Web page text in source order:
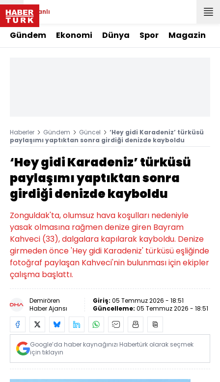
Canlı
Gündem Ekonomi Dünya Spor Magazin
Haberler Gündem Güncel
‘Hey gidi Karadeniz’ türküsü
paylaşımı yaptıktan sonra girdiği denizde kayboldu
‘Hey gidi Karadeniz’ türküsü
paylaşımı yaptıktan sonra
girdiği denizde kayboldu
Zonguldak'ta, olumsuz hava koşulları nedeniyle
yasak olmasına rağmen denize giren Bayram
Kahveci (33), dalgalara kapılarak kayboldu. Denize
girmeden önce 'Hey gidi Karadeniz' türküsü eşliğinde
fotoğraf paylaşan Kahveci'nin bulunması için ekipler
çalışma başlattı.
Demirören
Haber Ajansı
Giriş: 05 Temmuz 2026 - 18:51
Güncelleme: 05 Temmuz 2026 - 18:51
Google’da haber kaynağınızı Habertürk olarak seçmek
için tıklayın